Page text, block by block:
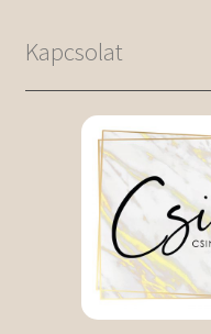
Kapcsolat